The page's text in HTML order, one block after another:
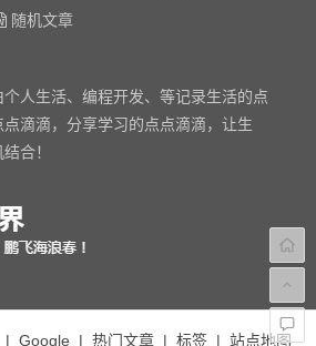
随机文章
人生活、编程开发、等记录生活的点
滴滴，分享学习的点点滴滴，让生
合！
| Google | 热门文章| 标签| 站点地图